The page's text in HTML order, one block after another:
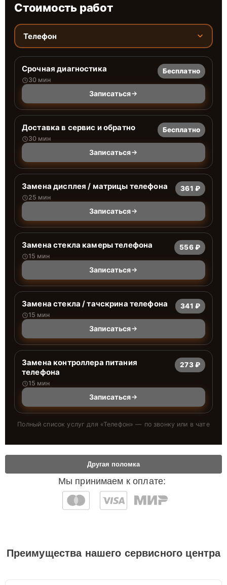
Стоимость работ
Телефон
Срочная диагностика
30 мин
Бесплатно
Записаться
Доставка в сервис и обратно
30 мин
Бесплатно
Записаться
Замена дисплея / матрицы телефона
25 мин
361 ₽
Записаться
Замена стекла камеры телефона
15 мин
556 ₽
Записаться
Замена стекла / тачскрина телефона
15 мин
341 ₽
Записаться
Замена контроллера питания
телефона
15 мин
273 ₽
Записаться
Полный список услуг для «Телефон» — по звонку или в чате
Мы принимаем к оплате:
Другая поломка
Преимущества нашего сервисного центра